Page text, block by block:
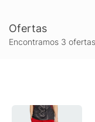
Ofertas
Encontramos 3